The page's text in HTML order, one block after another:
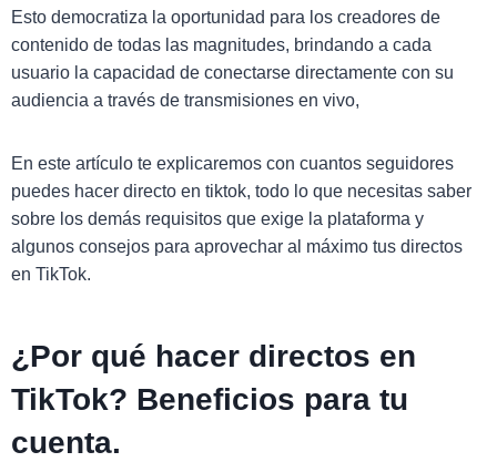
Esto democratiza la oportunidad para los creadores de
contenido de todas las magnitudes, brindando a cada
usuario la capacidad de conectarse directamente con su
audiencia a través de transmisiones en vivo,
En este artículo te explicaremos con cuantos seguidores
puedes hacer directo en tiktok, todo lo que necesitas saber
sobre los demás requisitos que exige la plataforma y
algunos consejos para aprovechar al máximo tus directos
en TikTok.
¿Por qué hacer directos en
TikTok? Beneficios para tu
cuenta.